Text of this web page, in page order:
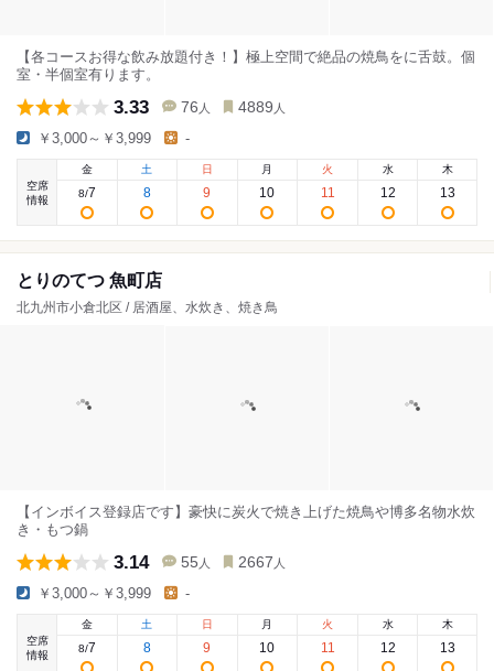
【各コースお得な飲み放題付き！】極上空間で絶品の焼鳥をに舌鼓。個
室・半個室有ります。
3.33 76 人 4889 人
￥3,000～￥3,999 -
空席
情報
金
8/7
土
8
日
9
月
10
火
11
水
12
木
13
とりのてつ 魚町店
北九州市小倉北区 / 居酒屋、水炊き、焼き鳥
【インボイス登録店です】豪快に炭火で焼き上げた焼鳥や博多名物水炊
き・もつ鍋
3.14 55 人 2667 人
￥3,000～￥3,999 -
空席
情報
金
8/7
土
8
日
9
月
10
火
11
水
12
木
13